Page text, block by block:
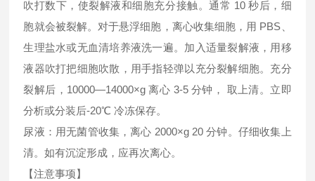
吹打数下，使裂解液和细胞充分接触。通常 10 秒后，细
胞就会被裂解。对于悬浮细胞，离心收集细胞，用 PBS、
生理盐水或无血清培养液洗一遍。加入适量裂解液，用移
液器吹打把细胞吹散，用手指轻弹以充分裂解细胞。充分
裂解后，10000—14000×g 离心 3-5 分钟， 取上清。立即
分析或分装后-20℃ 冷冻保存。
尿液：用无菌管收集，离心 2000×g 20 分钟。仔细收集上
清。如有沉淀形成，应再次离心。
【注意事项】